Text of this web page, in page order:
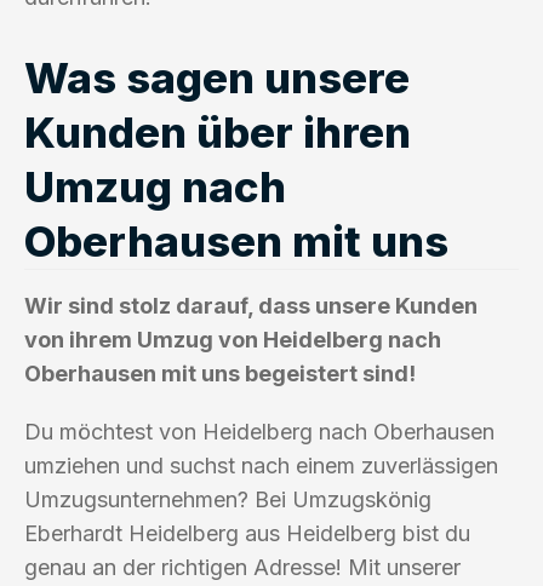
Was sagen unsere
Kunden über ihren
Umzug nach
Oberhausen mit uns
Wir sind stolz darauf, dass unsere Kunden
von ihrem Umzug von Heidelberg nach
Oberhausen mit uns begeistert sind!
Du möchtest von Heidelberg nach Oberhausen
umziehen und suchst nach einem zuverlässigen
Umzugsunternehmen? Bei Umzugskönig
Eberhardt Heidelberg aus Heidelberg bist du
genau an der richtigen Adresse! Mit unserer